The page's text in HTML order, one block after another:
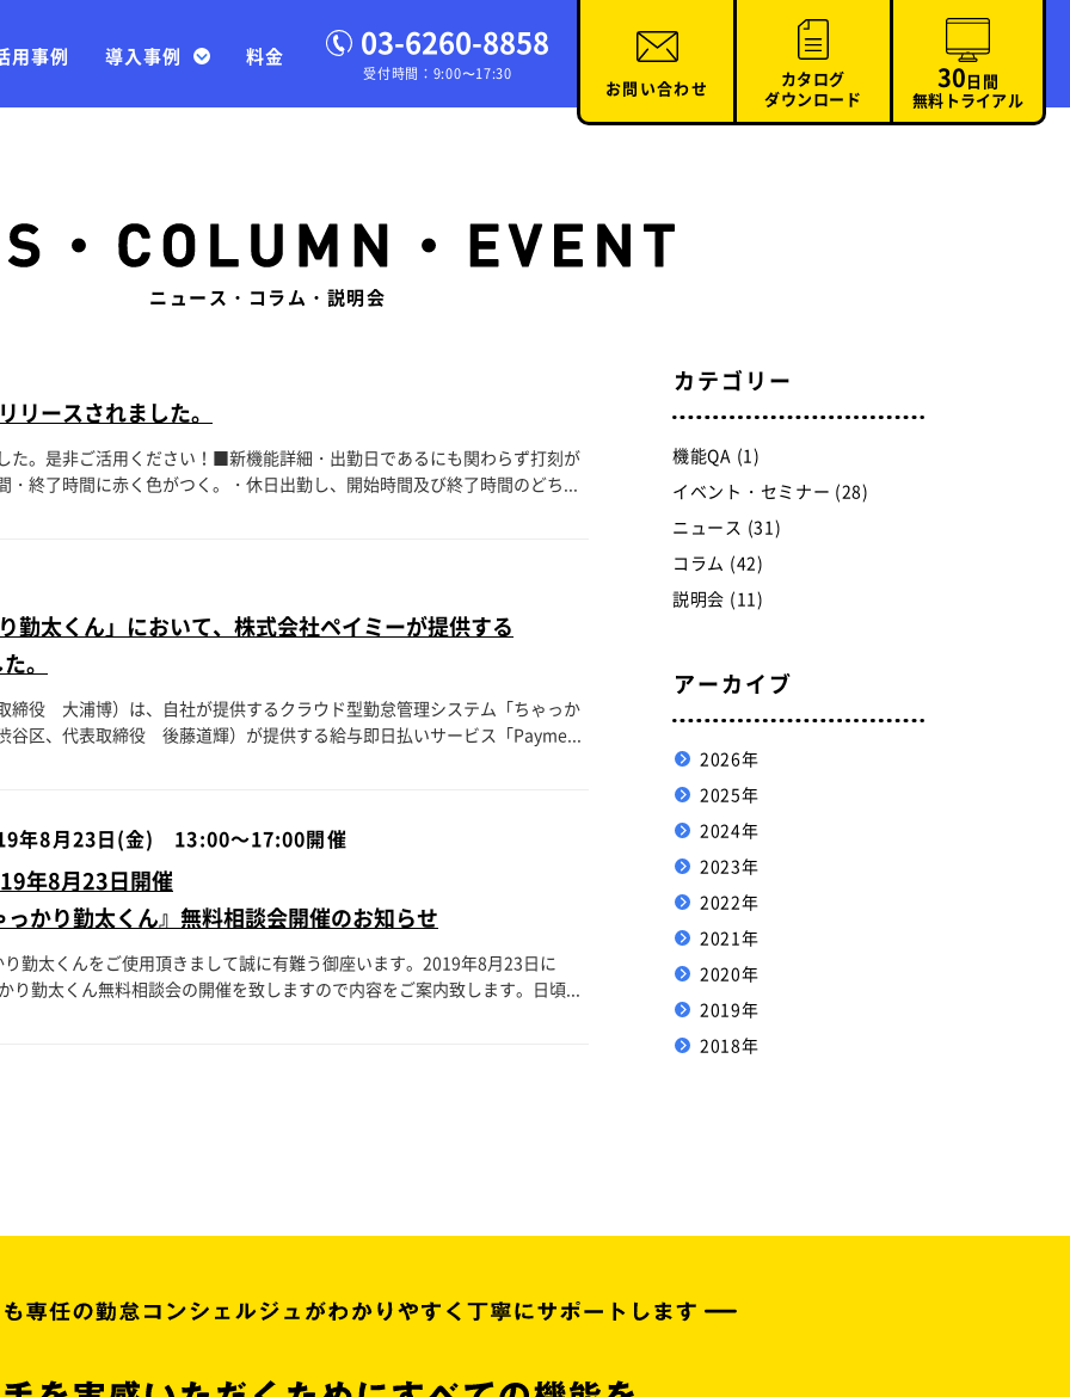
用事例 導入事例 料金 03-6260-8858
受付時間：9:00〜17:30
お問い合わせ
カタログ
ダウンロード
30 日間
無料トライアル
ニュース・コラム・説明会
カテゴリー
機能QA (1)
イベント・セミナー (28)
ニュース (31)
コラム (42)
説明会 (11)
アーカイブ
2026年
2025年
2024年
2023年
2022年
2021年
2020年
2019年
2018年
リースされました。
た。是非ご活用ください！■新機能詳細・出勤日であるにも関わらず打刻が
終了時間に赤く色がつく。・休日出勤し、開始時間及び終了時間のどち...
勤太くん」において、株式会社ペイミーが提供する
。
締役 大浦博）は、自社が提供するクラウド型勤怠管理システム「ちゃっか
谷区、代表取締役 後藤道輝）が提供する給与即日払いサービス「Payme...
年8月23日(金) 13:00～17:00開催
年8月23日開催
っかり勤太くん』無料相談会開催のお知らせ
勤太くんをご使用頂きまして誠に有難う御座います。2019年8月23日に
り勤太くん無料相談会の開催を致しますので内容をご案内致します。日頃...